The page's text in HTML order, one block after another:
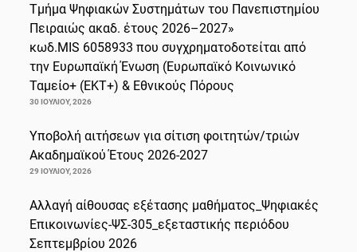
Τμήμα Ψηφιακών Συστημάτων του Πανεπιστημίου
Πειραιώς ακαδ. έτους 2026–2027»
κωδ.MIS 6058933 που συγχρηματοδοτείται από
την Ευρωπαϊκή Ένωση (Ευρωπαϊκό Κοινωνικό
Ταμείο+ (ΕΚΤ+) & Εθνικούς Πόρους
30 ΙΟΥΛΊΟΥ, 2026
Υποβολή αιτήσεων για σίτιση φοιτητών/τριών
Ακαδημαϊκού Έτους 2026-2027
29 ΙΟΥΛΊΟΥ, 2026
Αλλαγή αίθουσας εξέτασης μαθήματος_Ψηφιακές
Επικοινωνίες-ΨΣ-305_εξεταστικής περιόδου
Σεπτεμβρίου 2026